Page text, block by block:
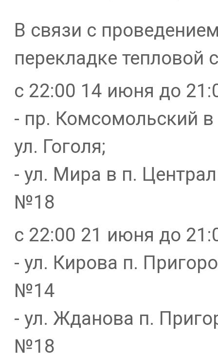
В связи с
перекладке тепловой
с 22:00 14 июня до
- пр. Комсомольский
ул. Гоголя;
- ул. Мира в п.
№18
с 22:00 21 июня до
- ул. Кирова п.
№14
- ул. Жданова п.
№18